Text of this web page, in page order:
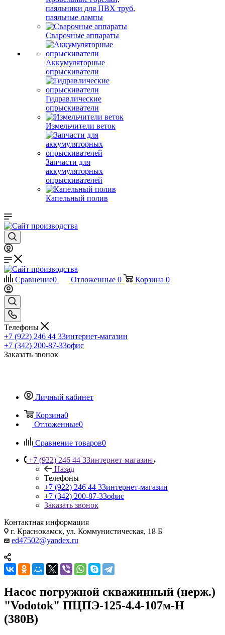
паяльники для ПВХ труб,
паяльные лампы
Сварочные аппараты
Аккумуляторные
опрыскиватели
Гидравлические
опрыскиватели
Измельчители веток
Запчасти для
аккумуляторных
опрыскивателей
Капельный полив
Сравнение0 Отложенные 0 Корзина 0
Телефоны
+7 (922) 246 44 33интернет-магазин
+7 (342) 200-87-33офис
Заказать звонок
Личный кабинет
Корзина0
Отложенные0
Сравнение товаров0
+7 (922) 246 44 33интернет-магазин
Назад
Телефоны
+7 (922) 246 44 33интернет-магазин
+7 (342) 200-87-33офис
Заказать звонок
Контактная информация
г. Краснокамск, ул. Коммунистическая, 18 Б
ed47502@yandex.ru
Насос погружной скважинный (нерж.)
"Vodotok" ПЦПЭ-125-4.4-107м-Н
(380В)